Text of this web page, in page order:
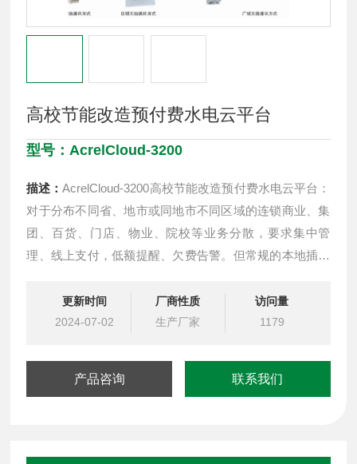
高校节能改造预付费水电云平台
型号：AcrelCloud-3200
描述：AcrelCloud-3200高校节能改造预付费水电云平台：
对于分布不同省、地市或同地市不同区域的连锁商业、集
团、百货、门店、物业、院校等业务分散，要求集中管
理、线上支付，低额提醒、欠费告警。但常规的本地插卡
运而生。更新时间
2024-07-02
厂商性质
生产厂家
访问量
1179
产品咨询 联系我们